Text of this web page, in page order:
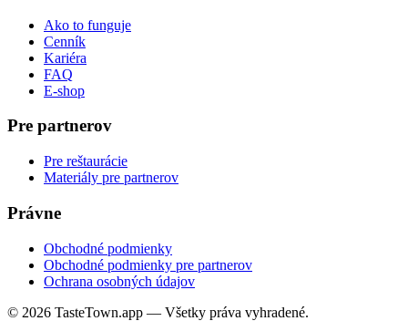
Ako to funguje
Cenník
Kariéra
FAQ
E-shop
Pre partnerov
Pre reštaurácie
Materiály pre partnerov
Právne
Obchodné podmienky
Obchodné podmienky pre partnerov
Ochrana osobných údajov
© 2026 TasteTown.app — Všetky práva vyhradené.